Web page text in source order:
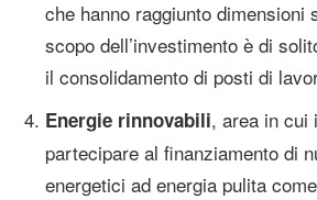
che hanno raggiunto dimensioni
scopo dell’investimento è di
il consolidamento di posti di
Energie rinnovabili, area in cui
partecipare al finanziamento di
energetici ad energia pulita